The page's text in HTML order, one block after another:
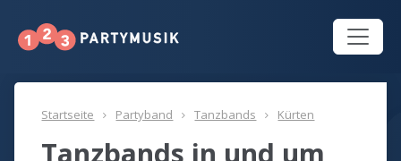
Startseite Partyband Tanzbands Kürten
Tanzbands in und um